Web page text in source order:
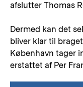
afslutter Thomas
Dermed kan det
bliver klar til
København tager
erstattet af Per